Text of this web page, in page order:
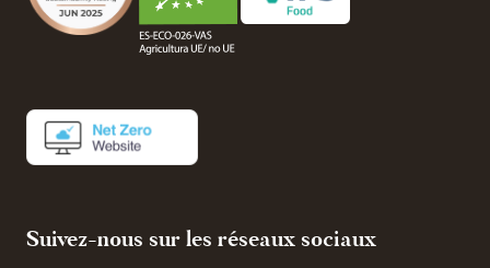
Suivez-nous sur les réseaux sociaux